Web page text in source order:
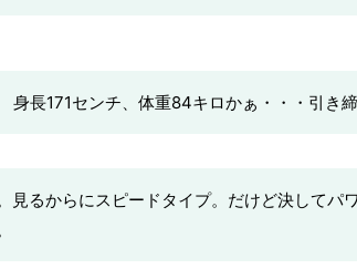
身長171センチ、体重84キロかぁ・・・引き締
見るからにスピードタイプ。だけど決してパ